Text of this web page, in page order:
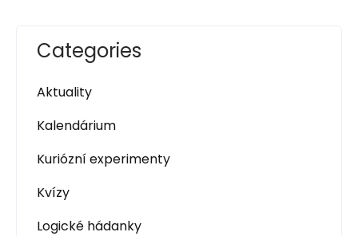
Categories
Aktuality
Kalendárium
Kuriózní experimenty
Kvízy
Logické hádanky